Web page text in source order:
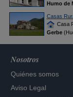
Humo de
Casas
Casa
Gerbe
Nosotros
Quiénes somos
Aviso Legal